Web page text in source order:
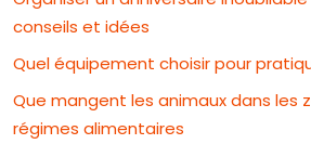
conseils et idées
Quel équipement choisir pour
Que mangent les animaux dans les
régimes alimentaires